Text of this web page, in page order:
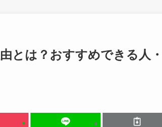
とは？おすすめできる人